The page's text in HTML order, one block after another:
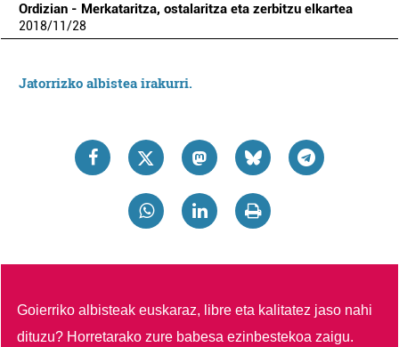
Ordizian - Merkataritza, ostalaritza eta zerbitzu elkartea
2018/11/28
Jatorrizko albistea irakurri.
Goierriko albisteak euskaraz, libre eta kalitatez jaso nahi
dituzu? Horretarako zure babesa ezinbestekoa zaigu.